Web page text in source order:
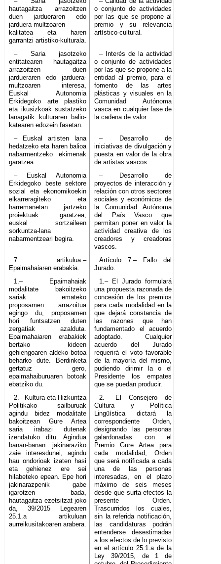
hautagaitza arrazoitzen
duen jardueraren edo
jarduera-multzoaren
kalitatea eta haren
garrantzi artistiko-kulturala.
o conjunto de actividades
por las que se propone al
premio y su relevancia
artístico-cultural.
– Saria jasotzeko
entitatearen hautagaitza
arrazoitzen duen
jardueraren edo jarduera-
multzoaren interesa,
Euskal Autonomia
Erkidegoko arte plastiko
eta ikusizkoak sustatzeko
lanagatik kulturaren balio-
katearen edozein fasetan.
– Interés de la actividad
o conjunto de actividades
por las que se propone a la
entidad al premio, para el
fomento de las artes
plásticas y visuales en la
Comunidad Autónoma
vasca en cualquier fase de
la cadena de valor.
– Euskal artisten lana
hedatzeko eta haren balioa
nabarmentzeko ekimenak
garatzea.
– Desarrollo de
iniciativas de divulgación y
puesta en valor de la obra
de artistas vascos.
– Euskal Autonomia
Erkidegoko beste sektore
sozial eta ekonomikoekin
elkarreragiteko eta
harremanetan jartzeko
proiektuak garatzea,
euskal sortzaileen
sorkuntza-lana
nabarmentzeari begira.
– Desarrollo de
proyectos de interacción y
relación con otros sectores
sociales y económicos de
la Comunidad Autónoma
del País Vasco que
permitan poner en valor la
actividad creativa de los
creadores y creadoras
vascos.
7. artikulua.–
Epaimahaiaren erabakia.
Artículo 7.– Fallo del
Jurado.
1.– Epaimahaiak
modalitate bakoitzeko
sariak emateko
proposamen arrazoitua
egingo du, proposamen
hori funtsatzen duten
zergatiak azalduta.
Epaimahaiaren erabakiek
bertako kideen
gehiengoaren aldeko botoa
beharko dute. Berdinketa
gertatuz gero,
epaimahaiburuaren botoak
ebatziko du.
1.– El Jurado formulará
una propuesta razonada de
concesión de los premios
para cada modalidad en la
que dejará constancia de
las razones que han
fundamentado el acuerdo
adoptado. Cualquier
acuerdo del Jurado
requerirá el voto favorable
de la mayoría del mismo,
pudiendo dirimir la o el
Presidente los empates
que se puedan producir.
2.– Kultura eta Hizkuntza
Politikako sailburuak
agindu bidez modalitate
bakoitzean Gure Artea
saria irabazi dutenak
izendatuko ditu. Agindua
banan-banan jakinaraziko
zaie interesdunei, agindu
hau ondorioak izaten hasi
eta gehienez ere sei
hilabeteko epean. Epe hori
jakinarazpenik gabe
igarotzen bada,
hautagaitza ezetsitzat joko
da, 39/2015 Legearen
25.1.a artikuluan
aurreikusitakoaren arabera.
2.– El Consejero de
Cultura y Política
Lingüística dictará la
correspondiente Orden,
designando las personas
galardonadas con el
Premio Gure Artea para
cada modalidad, Orden
que será notificada a cada
una de las personas
interesadas, en el plazo
máximo de seis meses
desde que surta efectos la
presente Orden.
Trascurridos los cuales,
sin la referida notificación,
las candidaturas podrán
entenderse desestimadas
a los efectos de lo previsto
en el artículo 25.1.a de la
Ley 39/2015, de 1 de